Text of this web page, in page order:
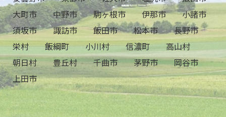
大町市
中野市 駒ヶ根市 伊那市
小諸市
須坂市
諏訪市 飯田市 松本市
長野市
栄村
飯綱町 小川村 信濃町
高山村
朝日村
豊丘村 千曲市 茅野市
岡谷市
上田市